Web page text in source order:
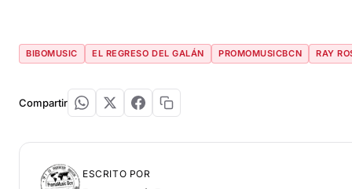
BIBOMUSIC EL REGRESO DEL GALÁN PROMOMUSICBCN RAY
Compartir
ESCRITO POR